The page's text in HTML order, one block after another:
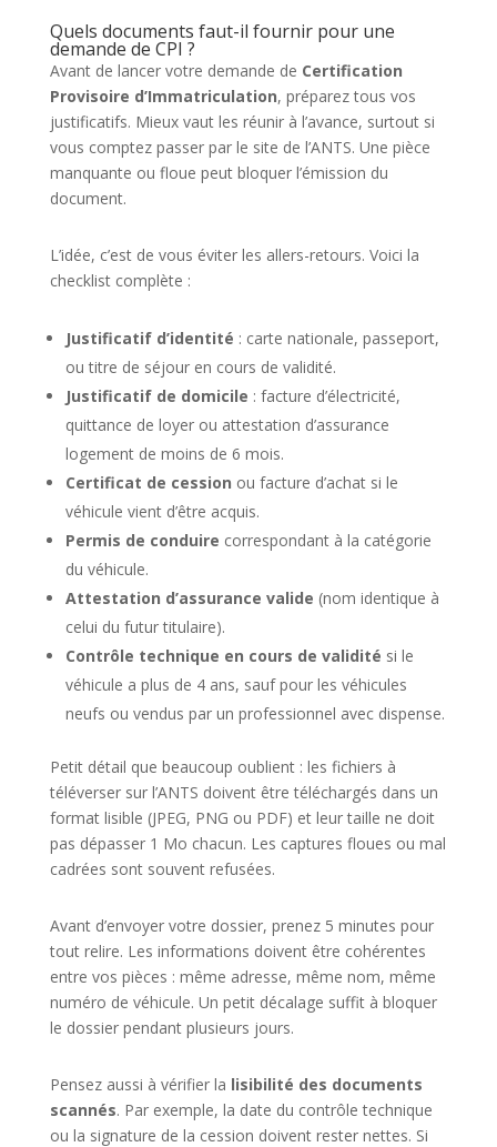
Quels documents faut-il fournir pour une
demande de CPI ?
Avant de lancer votre demande de Certification
Provisoire d’Immatriculation, préparez tous vos
justificatifs. Mieux vaut les réunir à l’avance, surtout si
vous comptez passer par le site de l’ANTS. Une pièce
manquante ou floue peut bloquer l’émission du
document.
L’idée, c’est de vous éviter les allers-retours. Voici la
checklist complète :
Justificatif d’identité : carte nationale, passeport,
ou titre de séjour en cours de validité.
Justificatif de domicile : facture d’électricité,
quittance de loyer ou attestation d’assurance
logement de moins de 6 mois.
Certificat de cession ou facture d’achat si le
véhicule vient d’être acquis.
Permis de conduire correspondant à la catégorie
du véhicule.
Attestation d’assurance valide (nom identique à
celui du futur titulaire).
Contrôle technique en cours de validité si le
véhicule a plus de 4 ans, sauf pour les véhicules
neufs ou vendus par un professionnel avec dispense.
Petit détail que beaucoup oublient : les fichiers à
téléverser sur l’ANTS doivent être téléchargés dans un
format lisible (JPEG, PNG ou PDF) et leur taille ne doit
pas dépasser 1 Mo chacun. Les captures floues ou mal
cadrées sont souvent refusées.
Avant d’envoyer votre dossier, prenez 5 minutes pour
tout relire. Les informations doivent être cohérentes
entre vos pièces : même adresse, même nom, même
numéro de véhicule. Un petit décalage suffit à bloquer
le dossier pendant plusieurs jours.
Pensez aussi à vérifier la lisibilité des documents
scannés. Par exemple, la date du contrôle technique
ou la signature de la cession doivent rester nettes. Si